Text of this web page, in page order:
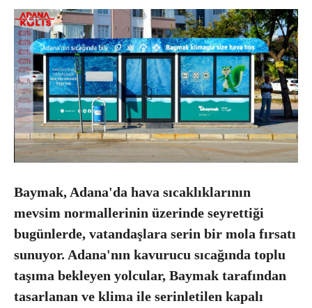
Baymak, Adana'da hava sıcaklıklarının
mevsim normallerinin üzerinde seyrettiği
bugünlerde, vatandaşlara serin bir mola fırsatı
sunuyor. Adana'nın kavurucu sıcağında toplu
taşıma bekleyen yolcular, Baymak tarafından
tasarlanan ve klima ile serinletilen kapalı